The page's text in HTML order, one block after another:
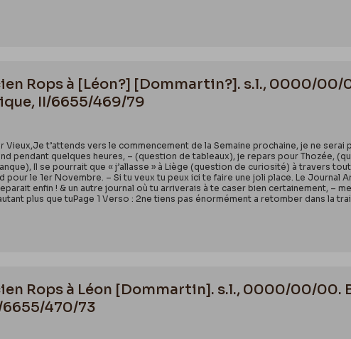
Rops à [Léon?] [Dommartin?]. s.l., 0000/
II/6655/469/79
Vieux,Je t’attends vers le commencement de la Semaine prochaine, je ne serai
pendant quelques heures, – (question de tableaux), je repars pour Thozée,
Il se pourrait que « j’allasse » à Liège (question de curiosité) à travers
pour le 1er Novembre. – Si tu veux tu peux ici te faire une joli place. Le Journal
enfin ! & un autre journal où tu arriverais à te caser bien certainement, –
plus que tuPage 1 Verso : 2ne tiens pas énormément a retomber dans la
Rops à Léon [Dommartin]. s.l., 0000/00/00.
6655/470/73